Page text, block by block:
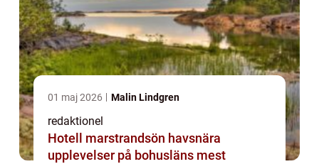
01 maj 2026 Malin Lindgren
redaktionel
Hotell marstrandsön havsnära
upplevelser på bohusläns mest